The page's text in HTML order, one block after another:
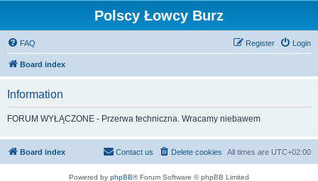
Polscy Łowcy Burz
FAQ Login
Register
Board index
Information
FORUM WYŁĄCZONE - Przerwa techniczna. Wracamy niebawem
Board index All times are UTC+02:00
Delete cookies
Contact us
Powered by phpBB® Forum Software © phpBB Limited